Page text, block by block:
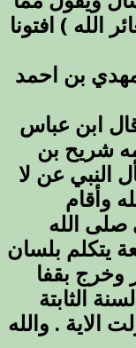
مغلقة
الله ) افتونا
بن احمد
ابن عباس
شريح بن
النبي عن لا
وأقام
صلى الله
يتكلم بلسان
بقفا
الثابتة
الاية . والله